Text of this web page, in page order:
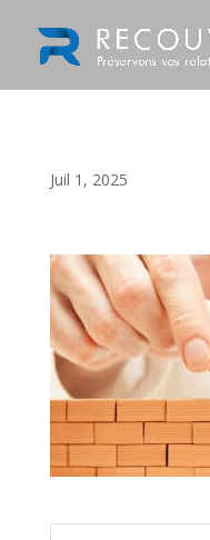
Juil 1, 2025